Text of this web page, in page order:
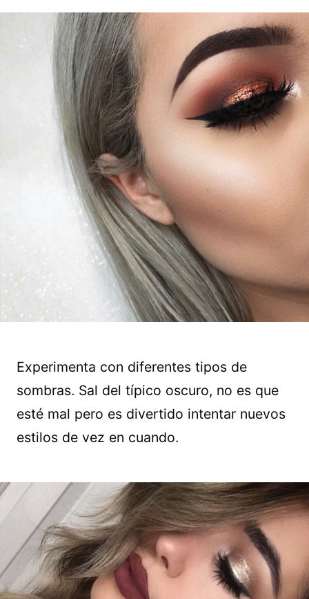
Experimenta con diferentes tipos de
sombras. Sal del típico oscuro, no es que
esté mal pero es divertido intentar nuevos
estilos de vez en cuando.